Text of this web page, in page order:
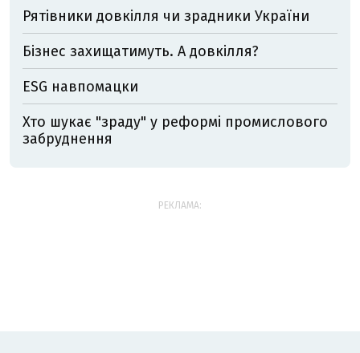
Рятівники довкілля чи зрадники України
Бізнес захищатимуть. А довкілля?
ESG навпомацки
Хто шукає "зраду" у реформі промислового
забруднення
РЕКЛАМА: